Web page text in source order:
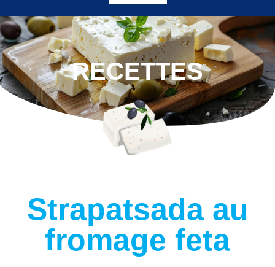
RECETTES
Strapatsada au
fromage feta